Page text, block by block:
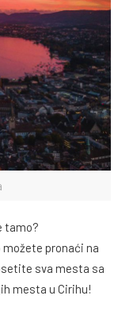
tamo?
možete pronaći na
sva mesta sa
mesta u Cirihu!